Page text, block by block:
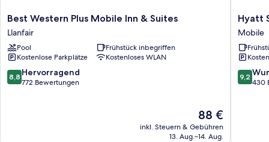
Best
Western
Plus
Mobile
Inn
&
Suites
Best Western Plus Mobile Inn & Suites
Llanfair
Pool
Frühstück inbegriffen
Kostenlose Parkplätze
Kostenloses WLAN
8.8
von
8,8 Hervorragend
772 Bewertungen
Der
Preis
beträgt
88 €
inkl. Steuern & Gebühren
13. Aug.–14. Aug.
Hyatt
Studios
Mobile/
Corner
Mobile
Hyatt
Mobile
9.2
von
9,2
430